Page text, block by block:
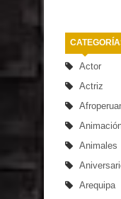
Actor
Actriz
Animales
Arequipa